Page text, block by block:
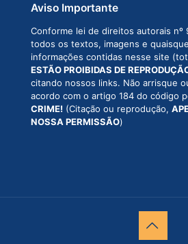
Aviso Importante
Conforme lei de direitos autorais nº
todos os textos, imagens e
informações contidas nesse site
ESTÃO PROIBIDAS DE
citando nossos links. Não arrisque
acordo com o artigo 184 do código
CRIME! (Citação ou reprodução,
NOSSA PERMISSÃO)